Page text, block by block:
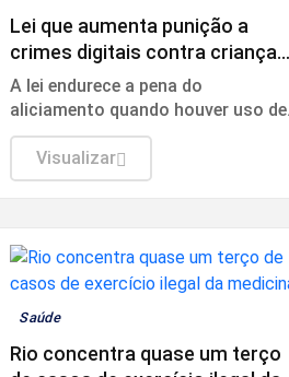
Lei que aumenta punição a
crimes digitais contra crianças
é sancionada
A lei endurece a pena do
aliciamento quando houver uso de
inteligência artificial (IA), deepfake,
perfis falsos, promessa de
vantagem ou aproveitamento de
Visualizar
Saúde
Rio concentra quase um terço